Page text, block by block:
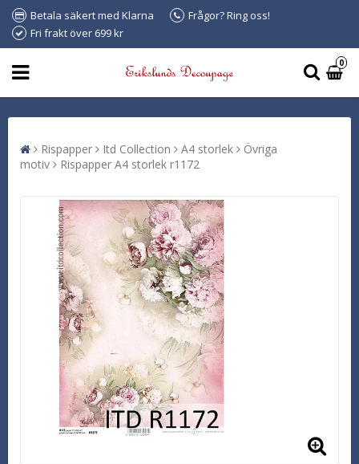
Betala säkert med Klarna
Frågor? Ring oss!
Fri frakt över 699 kr
0
Rispapper Itd Collection A4 storlek
Övriga
motiv
Rispapper A4 storlek r1172